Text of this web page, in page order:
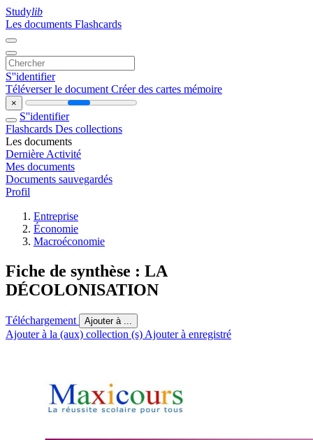
Studylib
Les documents Flashcards
S''identifier
Téléverser le document Créer des cartes mémoire
×
S''identifier
Flashcards Des collections
Les documents
Dernière Activité
Mes documents
Documents sauvegardés
Profil
Entreprise
Économie
Macroéconomie
Fiche de synthèse : LA
DÉCOLONISATION
Téléchargement Ajouter à ...
Ajouter à la (aux) collection (s) Ajouter à enregistré